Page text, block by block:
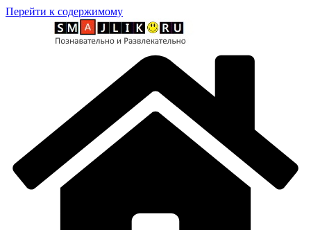
Перейти к содержимому